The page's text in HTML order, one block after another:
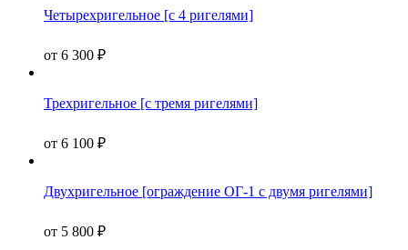
Четырехригельное [с 4 ригелями]
от 6 300 ₽
Трехригельное [с тремя ригелями]
от 6 100 ₽
Двухригельное [ограждение ОГ-1 с двумя ригелями]
от 5 800 ₽